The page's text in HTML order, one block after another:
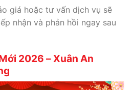
giá hoặc tư vấn dịch vụ sẽ
nhận và phản hồi ngay sau
2026 – Xuân An